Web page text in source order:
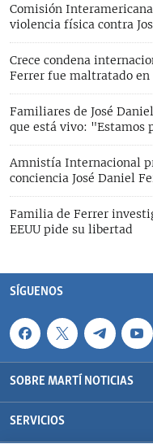
Comisión
violencia física contra
Crece condena
Ferrer fue maltratado
Familiares de José
que está vivo: "Estamos
Amnistía Internacional
conciencia José Daniel
Familia de Ferrer
EEUU pide su libertad
SÍGUENOS
SOBRE MARTÍ NOTICIAS
SERVICIOS